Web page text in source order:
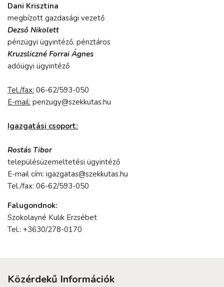
Dani Krisztina
megbízott gazdasági vezető
Dezső Nikolett
pénzügyi ügyintéző, pénztáros
Kruzsliczné Forrai Ágnes
adóügyi ügyintéző
Tel./fax: 06-62/593-050
E-mail: penzugy@szekkutas.hu
Igazgatási csoport:
Rostás Tibor
településüzemeltetési ügyintéző
E-mail cím: igazgatas@szekkutas.hu
Tel./fax: 06-62/593-050
Falugondnok:
Szokolayné Kulik Erzsébet
Tel.: +3630/278-0170
Közérdekű Információk